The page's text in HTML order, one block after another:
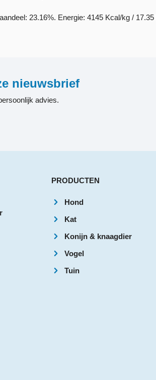
23.16%. Energie: 4145 Kcal/kg / 17.35
nieuwsbrief
advies.
PRODUCTEN
Hond
Kat
Konijn & knaagdier
Vogel
Tuin